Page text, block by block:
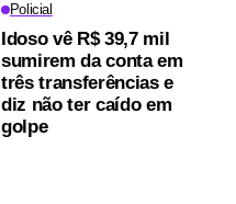
Policial
Idoso vê R$ 39,7 mil
sumirem da conta em
três transferências e
diz não ter caído em
golpe